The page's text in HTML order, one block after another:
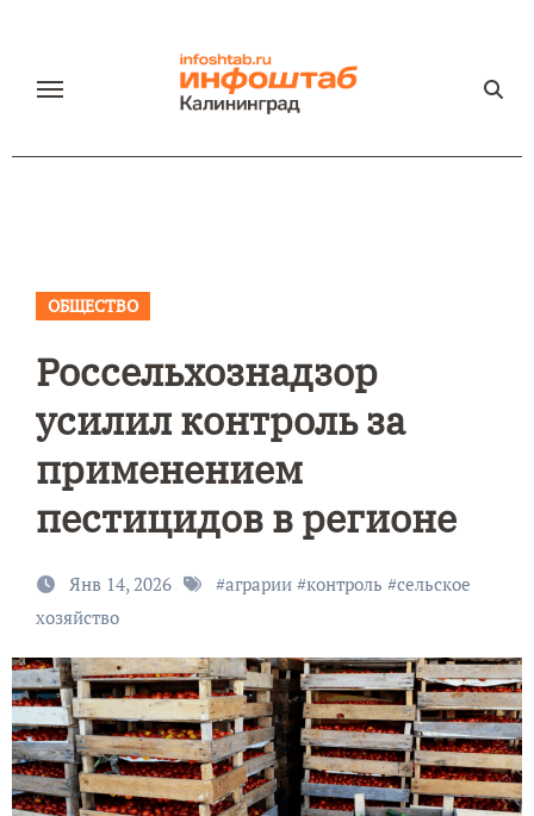
содержанию
ОБЩЕСТВО
Россельхознадзор
усилил контроль за
применением
пестицидов в регионе
Янв 14, 2026 #аграрии#контроль #сельское
хозяйство